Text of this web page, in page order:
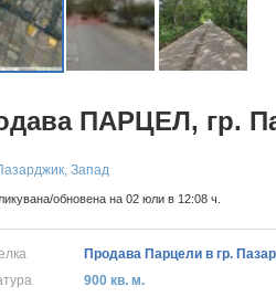
ПАРЦЕЛ, гр.
Запад
обновена на 02 юли в 12:08 ч.
Продава Парцели в гр.
900 кв. м.